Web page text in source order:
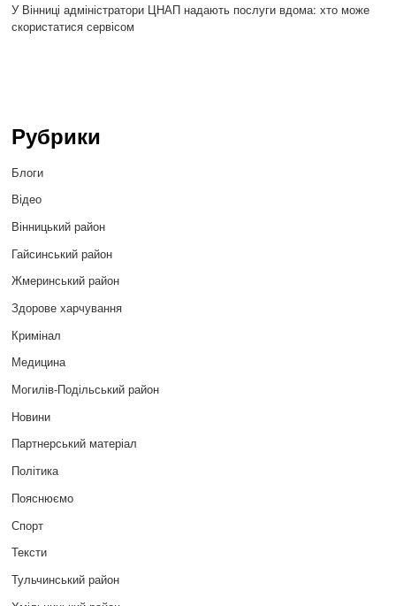
У Вінниці адміністратори ЦНАП надають послуги вдома: хто може
скористатися сервісом
Рубрики
Блоги
Відео
Вінницький район
Гайсинський район
Жмеринський район
Здорове харчування
Кримінал
Медицина
Могилів-Подільський район
Новини
Партнерський матеріал
Політика
Пояснюємо
Спорт
Тексти
Тульчинський район